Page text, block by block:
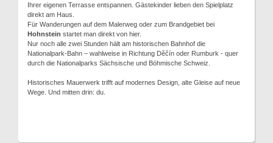
Ihrer eigenen Terrasse entspannen. Gästekinder lieben den Spielplatz
direkt am Haus.
Für Wanderungen auf dem Malerweg oder zum Brandgebiet bei
Hohnstein startet man direkt von hier.
Nur noch alle zwei Stunden hält am historischen Bahnhof die
Nationalpark-Bahn – wahlweise in Richtung Děčín oder Rumburk - quer
durch die Nationalparks Sächsische und Böhmische Schweiz.
Historisches Mauerwerk trifft auf modernes Design, alte Gleise auf neue
Wege. Und mitten drin: du.